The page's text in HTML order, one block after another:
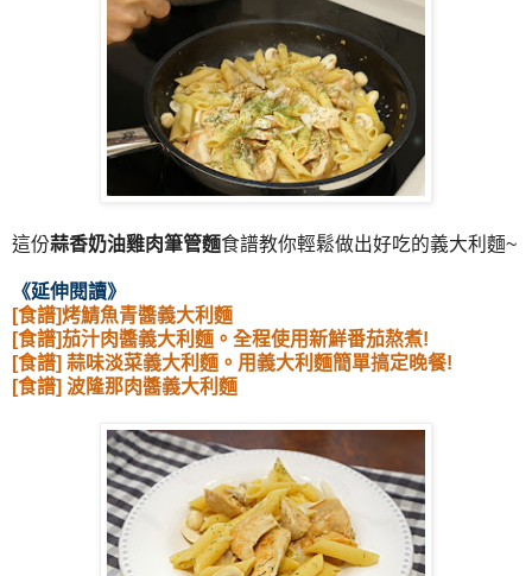
這份蒜香奶油雞肉筆管麵食譜教你輕鬆做出好吃的義大利麵~
《延伸閱讀》
[食譜]烤鯖魚青醬義大利麵
[食譜]茄汁肉醬義大利麵。全程使用新鮮番茄熬煮!
[食譜] 蒜味淡菜義大利麵。用義大利麵簡單搞定晚餐!
[食譜] 波隆那肉醬義大利麵